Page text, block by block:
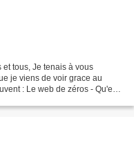
tous, Je tenais à vous
je viens de voir grace au
: Le web de zéros - Qu'est